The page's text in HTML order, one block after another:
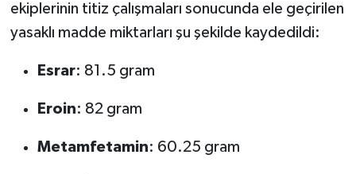
ekiplerinin titiz çalışmaları sonucunda ele geçirilen
yasaklı madde miktarları şu şekilde kaydedildi:
Esrar: 81.5 gram
Eroin: 82 gram
Metamfetamin: 60.25 gram